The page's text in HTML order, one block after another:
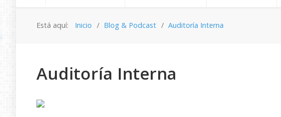
Está aquí: Inicio Blog & Podcast Auditoría Interna
Auditoría Interna